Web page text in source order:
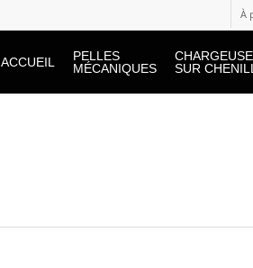
À
ACCUEIL
PELLES
MÉCANIQUES
CHARGEUSE
SUR